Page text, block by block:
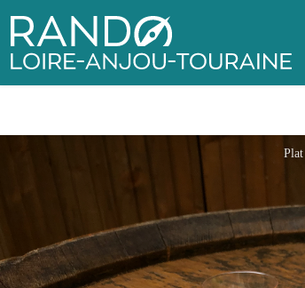
Rando Loire-Anjou-